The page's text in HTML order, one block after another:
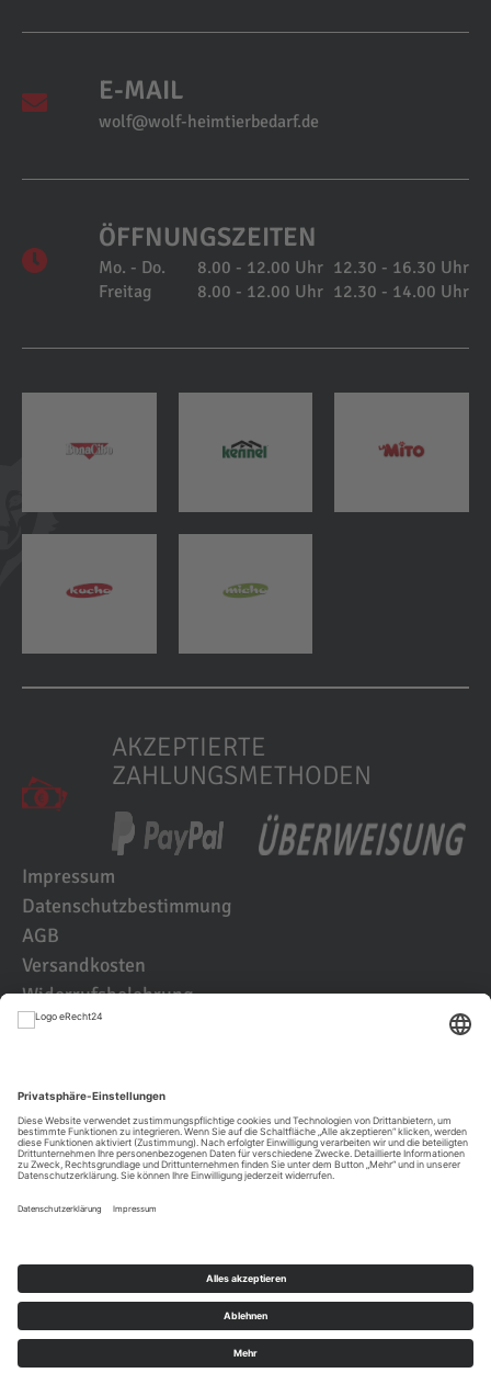
kostenlose Lieferung (frei Haus Deutschland) ab
E-MAIL
wolf@wolf-heimtierbedarf.de
ÖFFNUNGSZEITEN
Mo. - Do. 8.00 - 12.00 Uhr 12.30 - 16.30 Uhr
Freitag
8.00 - 12.00 Uhr 12.30 - 14.00 Uhr
AKZEPTIERTE
ZAHLUNGSMETHODEN
Impressum
Datenschutzbestimmung
AGB
Versandkosten
Widerrufsbelehrung
Kundenbewertungen
JETZT KUNDE WERDEN UND BEI DER
ERSTBESTLLUNGTIERISCHSPAREN!
JETZT REGISTRIEREN